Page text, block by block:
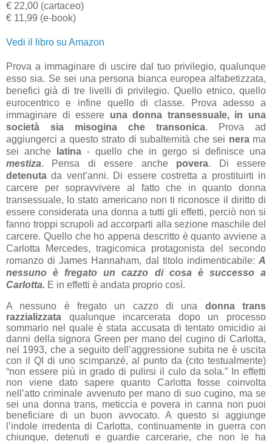
€ 22,00 (cartaceo)
€ 11,99 (e-book)
Vedi il libro su Amazon
Prova a immaginare di uscire dal tuo privilegio, qualunque
esso sia. Se sei una persona bianca europea alfabetizzata,
benefici già di tre livelli di privilegio. Quello etnico, quello
eurocentrico e infine quello di classe. Prova adesso a
immaginare di essere una donna transessuale, in una
società sia misogina che transonica. Prova ad
aggiungerci a questo strato di subalternità che sei nerama
sei anche
latina - quello che in gergo si definisce una
mestiza. Pensa di essere anche povera. Di essere
detenuta da vent’anni. Di essere costretta a prostituirti in
carcere per sopravvivere al fatto che in quanto donna
transessuale, lo stato americano non ti riconosce il diritto di
essere considerata una donna a tutti gli effetti, perciò non si
fanno troppi scrupoli ad accorparti alla sezione maschile del
carcere. Quello che ho appena descritto è quanto avviene a
Carlotta Mercedes, tragicomica protagonista del secondo
romanzo di James Hannaham, dal titolo indimenticabile: A
nessuno è fregato un cazzo di cosa è successo a
Carlotta. E in effetti è andata proprio così.
A nessuno è fregato un cazzo di una donna trans
razzializzata qualunque incarcerata dopo un processo
sommario nel quale è stata accusata di tentato omicidio ai
danni della signora Green per mano del cugino di Carlotta,
nel 1993, che a seguito dell’aggressione subita ne è uscita
con il QI di uno scimpanzé, al punto da (cito testualmente)
“non essere più in grado di pulirsi il culo da sola.” In effetti
non viene dato sapere quanto Carlotta fosse coinvolta
nell’atto criminale avvenuto per mano di suo cugino, ma se
sei una donna trans, meticcia e povera in canna non puoi
beneficiare di un buon avvocato. A questo si aggiunge
l’indole irredenta di Carlotta, continuamente in guerra con
chiunque, detenuti e guardie carcerarie, che non le ha